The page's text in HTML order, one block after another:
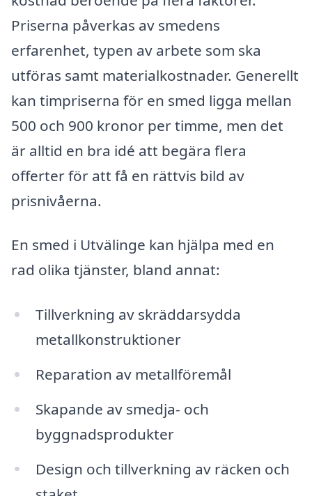
Priserna påverkas av smedens
erfarenhet, typen av arbete som ska
utföras samt materialkostnader. Generellt
kan timpriserna för en smed ligga mellan
500 och 900 kronor per timme, men det
är alltid en bra idé att begära flera
offerter för att få en rättvis bild av
prisnivåerna.
En smed i Utvälinge kan hjälpa med en
rad olika tjänster, bland annat:
Tillverkning av skräddarsydda
metallkonstruktioner
Reparation av metallföremål
Skapande av smedja- och
byggnadsprodukter
Design och tillverkning av räcken och